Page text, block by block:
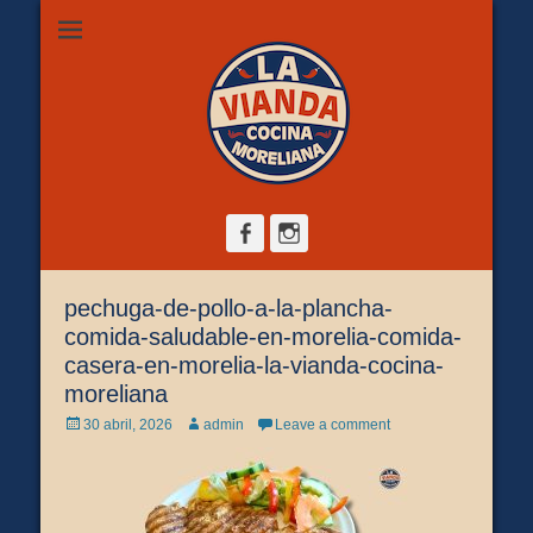
La Vianda Cocina
Moreliana |
Comida casera en
Camelinas sobre Ezequiel Calderón #30 esquina Av. Solidaridad.
Servicio para comer aquí, llevar o pedir a domicilio.
FacebookInstagram
pechuga-de-pollo-a-la-plancha-
comida-saludable-en-morelia-comida-
casera-en-morelia-la-vianda-cocina-
moreliana
Posted
30 abril, 2026 Author
admin Leave a comment